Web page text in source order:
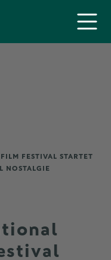
FESTIVAL STARTET
NOSTALGIE